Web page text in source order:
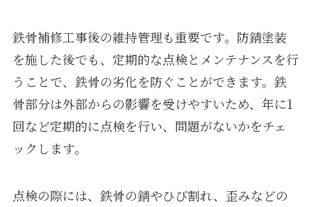
鉄骨補修工事後の維持管理も重要です。防錆塗装
を施した後でも、定期的な点検とメンテナンスを行
うことで、鉄骨の劣化を防ぐことができます。鉄
骨部分は外部からの影響を受けやすいため、年に1
回など定期的に点検を行い、問題がないかをチェ
ックします。
点検の際には、鉄骨の錆やひび割れ、歪みなどの